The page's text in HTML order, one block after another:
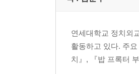
연세대학교 정치외
활동하고 있다. 주
치』, 『밥 프록터